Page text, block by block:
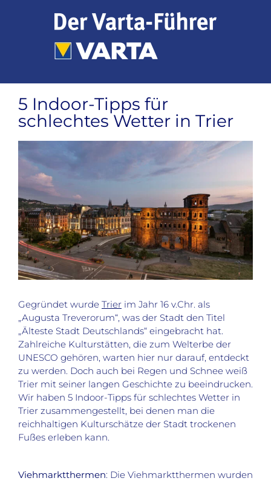
5 Indoor-Tipps für
schlechtes Wetter in Trier
grösseres
Gegründet wurde Trierim Jahr 16 v.Chr. als
„Augusta Treverorum“, was der Stadt den Titel
„Älteste Stadt Deutschlands“ eingebracht hat.
Zahlreiche Kulturstätten, die zum Welterbe der
UNESCO gehören, warten hier nur darauf, entdeckt
zu werden. Doch auch bei Regen und Schnee weiß
Trier mit seiner langen Geschichte zu beeindrucken.
Wir haben 5 Indoor-Tipps für schlechtes Wetter in
Trier zusammengestellt, bei denen man die
reichhaltigen Kulturschätze der Stadt trockenen
Fußes erleben kann.
Viehmarktthermen: Die Viehmarktthermen wurden